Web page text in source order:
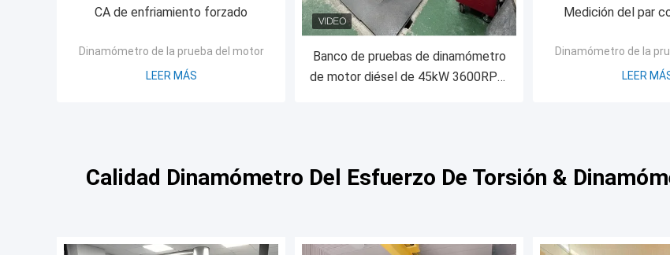
CA de enfriamiento forzado
Dinamómetro de la prueba del motor
LEER MÁS
Banco de pruebas de dinamómetro
de motor diésel de 45kW 3600RPM
Medición del par
Banco de prueba
Dinamómetro de la
LEER
Calidad Dinamómetro Del Esfuerzo De Torsión &